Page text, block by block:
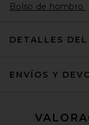
Rebecca Minkoff
$300
Bolso de hombro
DETALLES
ENVÍOS Y